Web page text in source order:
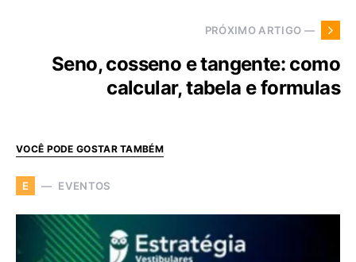
PRÓXIMO ARTIGO —
Seno, cosseno e tangente: como
calcular, tabela e formulas
VOCÊ PODE GOSTAR TAMBÉM
E EVENTOS